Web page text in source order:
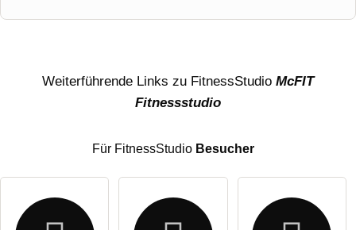
Weiterführende Links zu FitnessStudio McFIT
Fitnessstudio
Für FitnessStudio Besucher